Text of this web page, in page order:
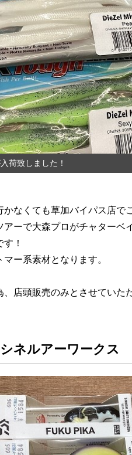
荷致しました！
かなくても草加バイパス店
アーで大森プロがチャターベ
！
ー系素材となります。
店頭販売のみとさせていた
ネルアーワークス